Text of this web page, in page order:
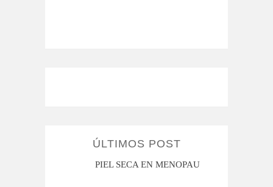
ÚLTIMOS POST
PIEL SECA EN MENOPAUSIA